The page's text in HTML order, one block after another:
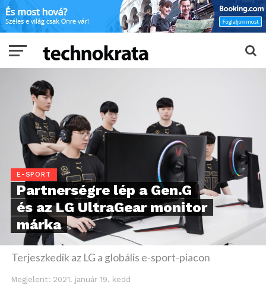
E-SPORT
Partnerségre lép a Gen.G
és az LG UltraGear monitor
márka
Terjeszkedik az LG a globális e-sport-piacon
Megjelent: 2021. január 19. kedd